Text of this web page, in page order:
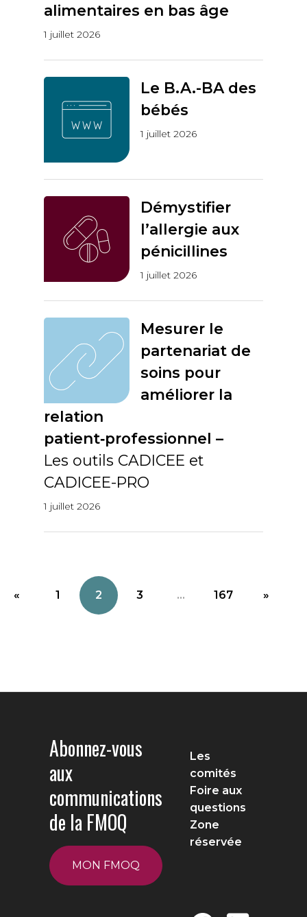
alimentaires en bas âge
1 juillet 2026
Le B.A.-BA des
bébés
1 juillet 2026
Démystifier
l’allergie aux
pénicillines
1 juillet 2026
Mesurer le
partenariat de
soins pour
améliorer la
relation
patient‑professionnel –
Les outils CADICEE et
CADICEE-PRO
1 juillet 2026
« 1 2 3 ... 167 »
Abonnez-vous
aux
communications
de la FMOQ
MON FMOQ
Les
comités
Foire aux
questions
Zone
réservée